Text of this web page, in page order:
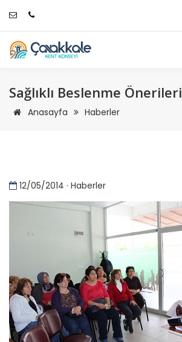
Sağlıklı Beslenme Önerileri
Anasayfa Haberler
12/05/2014 · Haberler